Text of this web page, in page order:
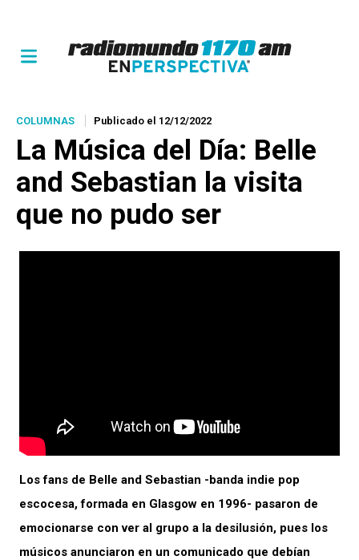
COLUMNAS Publicado el 12/12/2022
La Música del Día: Belle
and Sebastian la visita
que no pudo ser
Los fans de Belle and Sebastian -banda indie pop
escocesa, formada en Glasgow en 1996- pasaron de
emocionarse con ver al grupo a la desilusión, pues los
músicos anunciaron en un comunicado que debían